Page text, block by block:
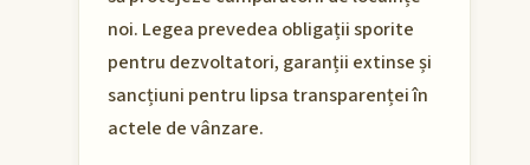
noi. Legea prevedea obligații sporite
pentru dezvoltatori, garanții extinse și
sancțiuni pentru lipsa transparenței în
actele de vânzare.